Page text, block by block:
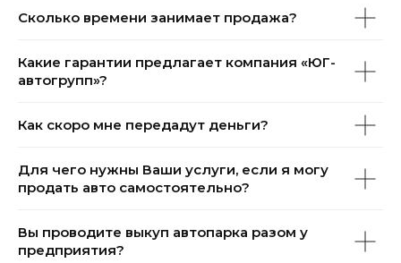
Сколько времени занимает продажа?
Какие гарантии предлагает компания «ЮГ-
автогрупп»?
Как скоро мне передадут деньги?
Для чего нужны Ваши услуги, если я могу
продать авто самостоятельно?
Вы проводите выкуп автопарка разом у
предприятия?